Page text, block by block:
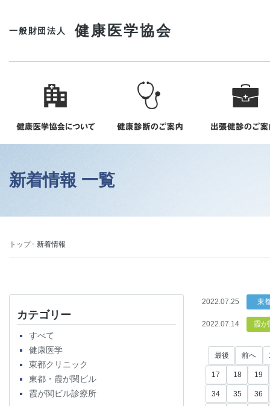
一般財団法人 健康医学協会
新着情報 一覧
トップ 新着情報
カテゴリー
すべて
健康医学
東都クリニック
東都・霞が関ビル
霞が関ビル診療所
2022.07.25 東
2022.07.14 霞
最後 前へ
17 18 19
34 35 36